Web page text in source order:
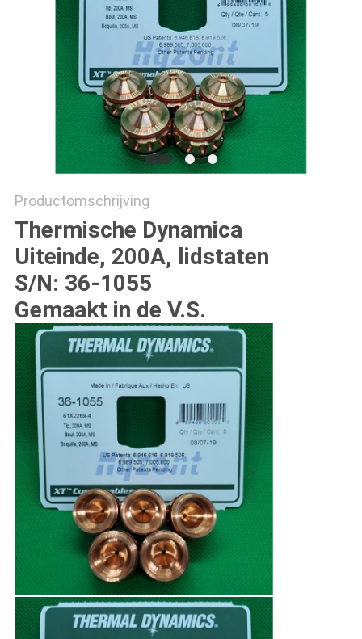
Productomschrijving
Thermische Dynamica
Uiteinde, 200A, lidstaten
S/N: 36-1055
Gemaakt in de V.S.